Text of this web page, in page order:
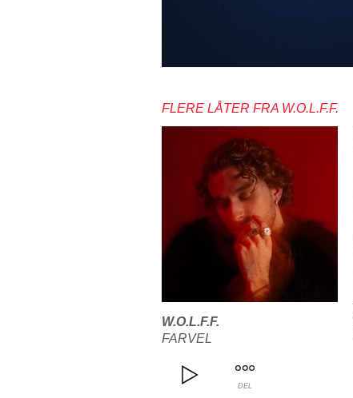
FLERE LÅTER FRA W.O.L.F.F.
W.O.L.F.F.
FARVEL
DEL